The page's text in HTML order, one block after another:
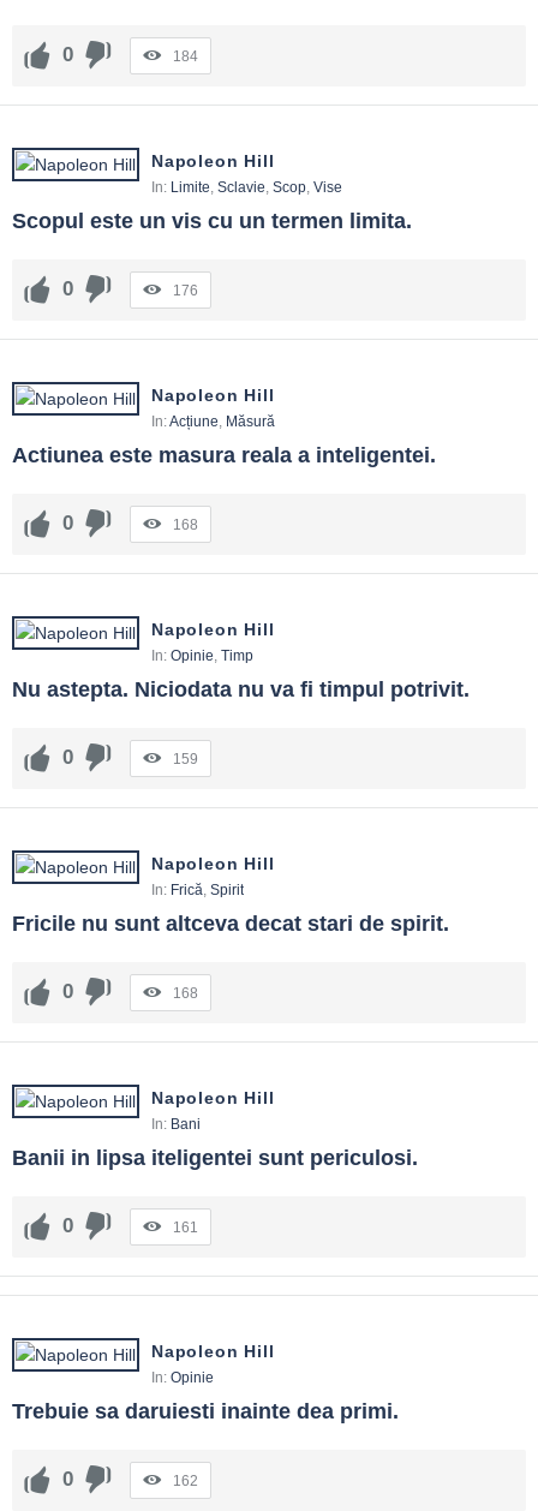
0 184
Napoleon Hill
In: Limite, Sclavie, Scop, Vise
Scopul este un vis cu un termen limita.
0 176
Napoleon Hill
In:Acțiune, Măsură
Actiunea este masura reala a inteligentei.
0 168
Napoleon Hill
In: Opinie, Timp
Nu astepta. Niciodata nu va fi timpul potrivit.
0 159
Napoleon Hill
In: Frică, Spirit
Fricile nu sunt altceva decat stari de spirit.
0 168
Napoleon Hill
In: Bani
Banii in lipsa iteligentei sunt periculosi.
0 161
Napoleon Hill
In: Opinie
Trebuie sa daruiesti inainte dea primi.
0 162